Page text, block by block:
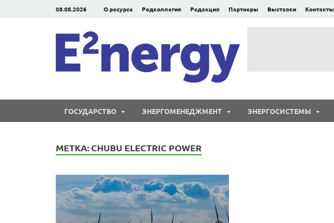
08.08.2026 О ресурсе Редколлегия Редакция Партнеры Выставки Контакты
ГОСУДАРСТВО ЭНЕРГОМЕНЕДЖМЕНТ ЭНЕРГОСИСТЕМЫ
МЕТКА: CHUBU ELECTRIC POWER